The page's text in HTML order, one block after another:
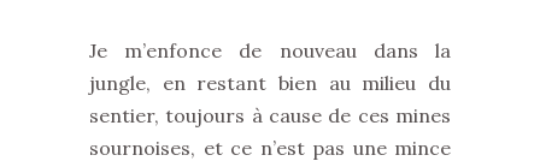
Je m’enfonce de nouveau dans la
jungle, en restant bien au milieu du
sentier, toujours à cause de ces mines
sournoises, et ce n’est pas une mince